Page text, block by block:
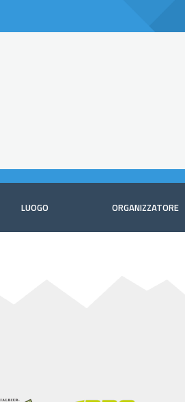
LUOGO ORGANIZZATORE